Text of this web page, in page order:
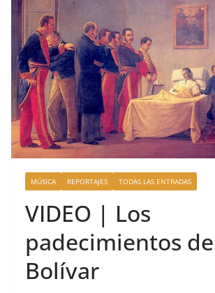
MÚSICA REPORTAJES TODAS LAS ENTRADAS
VIDEO | Los
padecimientos de
Bolívar